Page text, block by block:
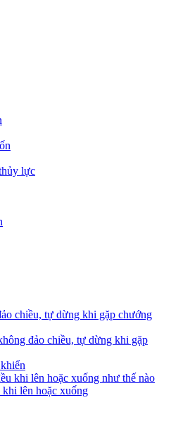
lực
đảo chiều, tự dừng khi gặp
khi lên hoặc xuống